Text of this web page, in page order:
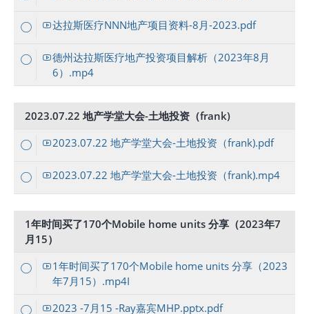
达拉斯医疗NNN地产项目资料-8月-2023.pdf
德州达拉斯医疗地产投资项目解析（2023年8月
6）.mp4
2023.07.22 地产学堂大会-土地投资（frank)
2023.07.22 地产学堂大会-土地投资（frank).pdf
2023.07.22 地产学堂大会-土地投资（frank).mp4
1年时间买了170个Mobile home units 分享（2023年7
月15）
1年时间买了170个Mobile home units 分享（2023
年7月15）.mp4I
2023 -7月15 -Ray嘉宾MHP.pptx.pdf